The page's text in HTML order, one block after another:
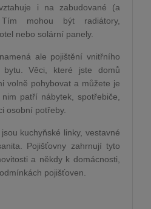
i na zabudované (a
mohou být radiátory,
nebo solární panely.
ale pojištění vnitřního
Věci, které jste domů
volně pohybovat a můžete je
patří nábytek, spotřebiče,
osobní potřeby.
kuchyňské linky, vestavné
Pojišťovny zahrnují tyto
a někdy k domácnosti,
pojišťoven.